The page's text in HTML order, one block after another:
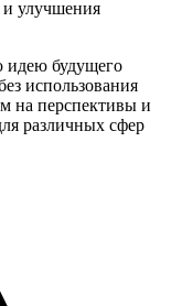
улучшения
идею будущего
использования
на перспективы и
различных сфер